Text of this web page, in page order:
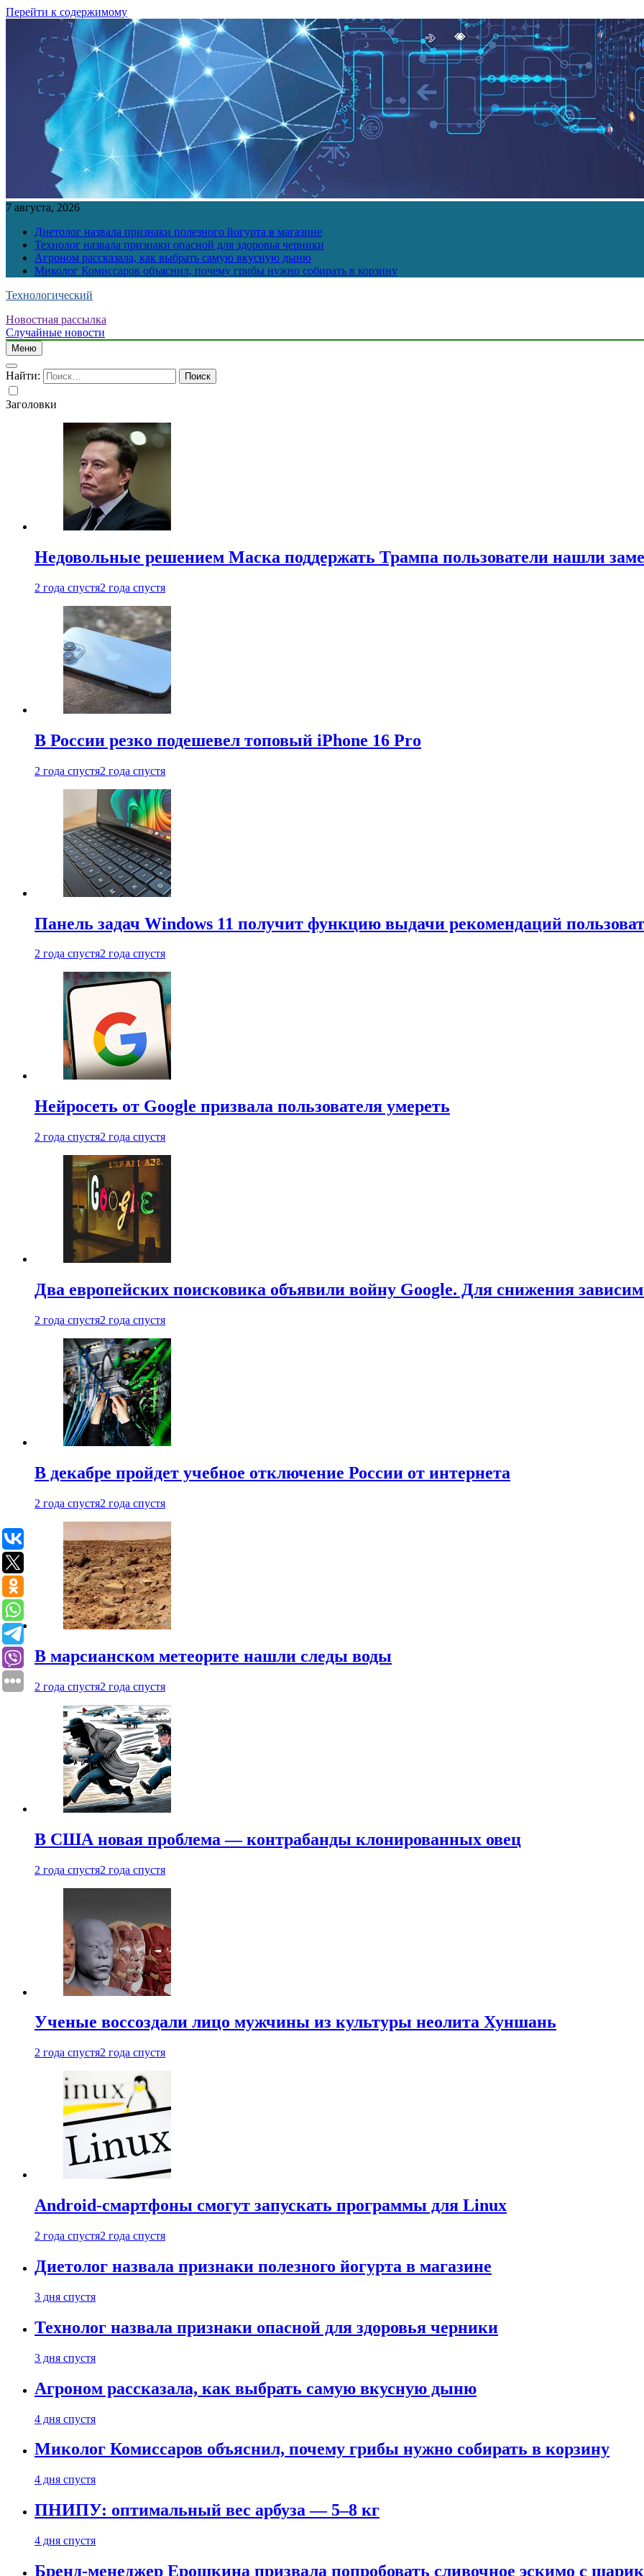
Перейти к содержимому
7 августа, 2026
Диетолог назвала признаки полезного йогурта в магазине
Технолог назвала признаки опасной для здоровья черники
Агроном рассказала, как выбрать самую вкусную дыню
Миколог Комиссаров объяснил, почему грибы нужно собирать в корзину
Технологический
Новостная рассылка
Случайные новости
Меню
Найти:
Заголовки
Недовольные решением Маска поддержать Трампа пользователи нашли
2 года спустя2 года спустя
В России резко подешевел топовый iPhone 16 Pro
2 года спустя2 года спустя
Панель задач Windows 11 получит функцию выдачи рекомендаций
2 года спустя2 года спустя
Нейросеть от Google призвала пользователя умереть
2 года спустя2 года спустя
Два европейских поисковика объявили войну Google. Для снижения
2 года спустя2 года спустя
В декабре пройдет учебное отключение России от интернета
2 года спустя2 года спустя
В марсианском метеорите нашли следы воды
2 года спустя2 года спустя
В США новая проблема — контрабанды клонированных овец
2 года спустя2 года спустя
Ученые воссоздали лицо мужчины из культуры неолита Хуншань
2 года спустя2 года спустя
Android-смартфоны смогут запускать программы для Linux
2 года спустя2 года спустя
Диетолог назвала признаки полезного йогурта в магазине
3 дня спустя
Технолог назвала признаки опасной для здоровья черники
3 дня спустя
Агроном рассказала, как выбрать самую вкусную дыню
4 дня спустя
Миколог Комиссаров объяснил, почему грибы нужно собирать в корзину
4 дня спустя
ПНИПУ: оптимальный вес арбуза — 5–8 кг
4 дня спустя
Бренд-менеджер Ерошкина призвала попробовать сливочное эскимо с